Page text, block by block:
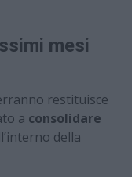
mesi
restituisce
a consolidare
della